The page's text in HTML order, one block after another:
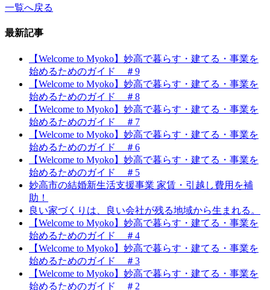
一覧へ戻る
最新記事
【Welcome to Myoko】妙高で暮らす・建てる・事業を
始めるためのガイド ＃9
【Welcome to Myoko】妙高で暮らす・建てる・事業を
始めるためのガイド ＃8
【Welcome to Myoko】妙高で暮らす・建てる・事業を
始めるためのガイド ＃7
【Welcome to Myoko】妙高で暮らす・建てる・事業を
始めるためのガイド ＃6
【Welcome to Myoko】妙高で暮らす・建てる・事業を
始めるためのガイド ＃5
妙高市の結婚新生活支援事業 家賃・引越し費用を補
助！
良い家づくりは、良い会社が残る地域から生まれる。
【Welcome to Myoko】妙高で暮らす・建てる・事業を
始めるためのガイド ＃4
【Welcome to Myoko】妙高で暮らす・建てる・事業を
始めるためのガイド ＃3
【Welcome to Myoko】妙高で暮らす・建てる・事業を
始めるためのガイド ＃2